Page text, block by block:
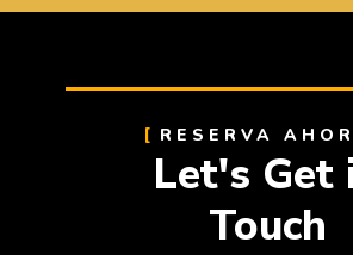
RESERVA
Let's Get
Touch